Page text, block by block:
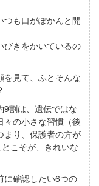
つも口がぽかんと開
びきをかいているの
を見て、ふとそんな
9割は、遺伝ではな
々の小さな習慣（後
まり、保護者の方が
こそが、きれいな
に確認したい6つの